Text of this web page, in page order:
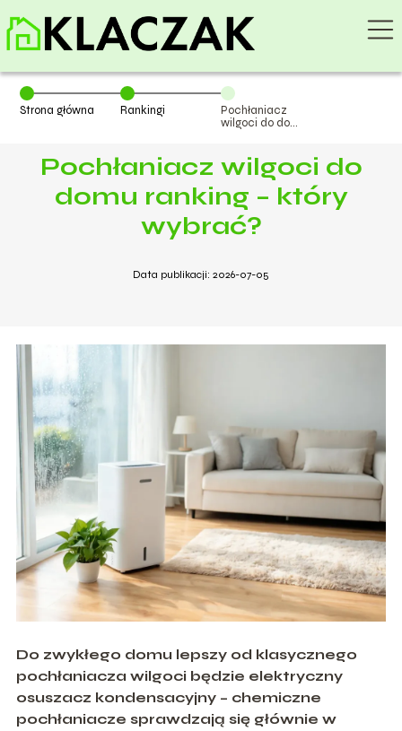
Strona główna Rankingi
Pochłaniacz
wilgoci do domu
Pochłaniacz wilgoci do
domu ranking – który
wybrać?
Data publikacji: 2026-07-05
Do zwykłego domu lepszy od klasycznego
pochłaniacza wilgoci będzie elektryczny
osuszacz kondensacyjny – chemiczne
pochłaniacze sprawdzają się głównie w